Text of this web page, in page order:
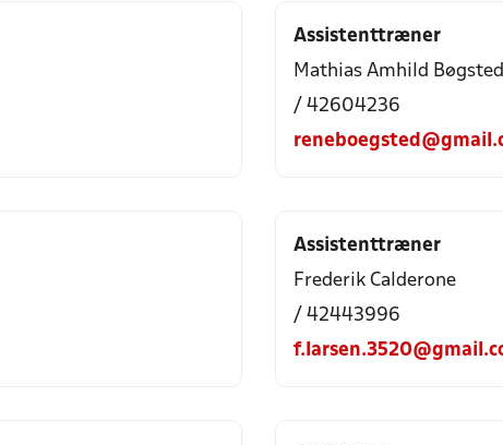
Assistenttræner
Mathias Amhild Bøgsted
/ 42604236
Assistenttræner
Frederik Calderone
/ 42443996